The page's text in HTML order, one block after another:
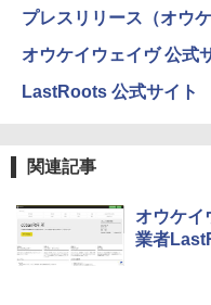
プレスリリース（オウ
オウケイウェイヴ 公式
LastRoots 公式サイト
関連記事
オウケイ
業者